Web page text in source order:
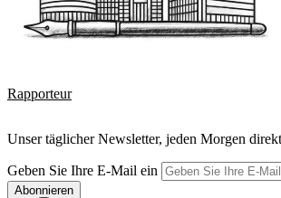
Rapporteur
Unser täglicher Newsletter, jeden Morgen
Geben Sie Ihre E-Mail ein
Abonnieren